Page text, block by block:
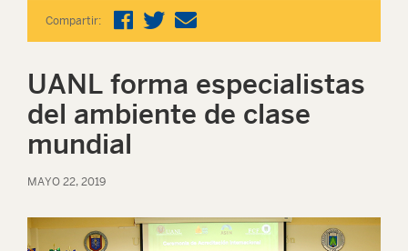
Compartir:
UANL forma especialistas
del ambiente de clase
mundial
MAYO 22, 2019